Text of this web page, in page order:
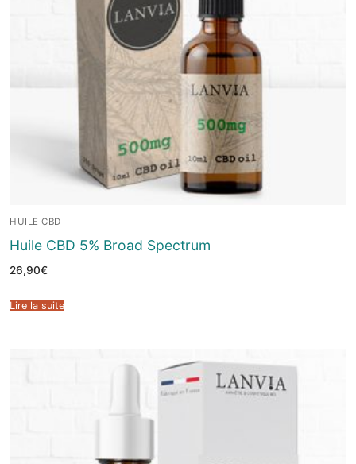
HUILE CBD
Huile CBD 5% Broad Spectrum
26,90€
Lire la suite